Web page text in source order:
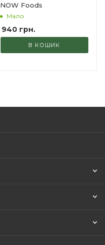
NOW Foods
Мало
940грн.
В КОШИК